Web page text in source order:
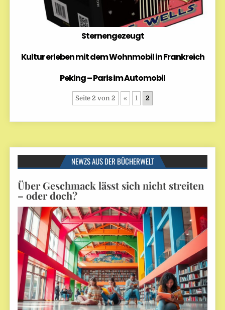
Sternengezeugt
Kultur erleben mit dem Wohnmobil in Frankreich
Peking – Paris im Automobil
Seite 2 von 2 « 1 2
NEWZS AUS DER BÜCHERWELT
Über Geschmack lässt sich nicht streiten
– oder doch?